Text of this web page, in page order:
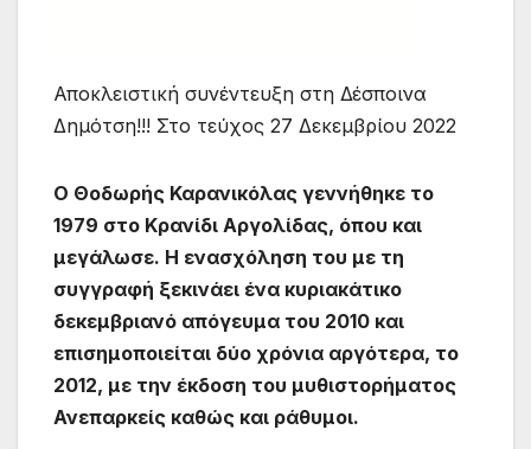
Αποκλειστική συνέντευξη στη Δέσποινα
Δημότση!!! Στο τεύχος 27 Δεκεμβρίου 2022
O Θοδωρής Καρανικόλας γεννήθηκε το
1979 στο Κρανίδι Αργολίδας, όπου και
μεγάλωσε. Η ενασχόληση του µε τη
συγγραφή ξεκινάει ένα κυριακάτικο
δεκεµβριανό απόγευµα του 2010 και
επισηµοποιείται δύο χρόνια αργότερα, το
2012, µε την έκδοση του µυθιστορήµατος
Ανεπαρκείς καθώς και ράθυµοι.